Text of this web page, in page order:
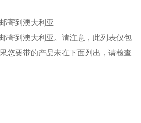
寄到澳大利亚
寄到澳大利亚。请注意，此列表仅包
您要带的产品未在下面列出，请检查